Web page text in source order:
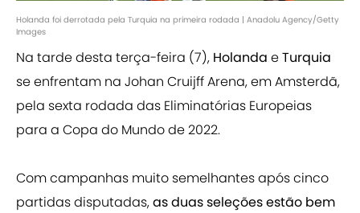
Holanda foi derrotada pela Turquia na primeira rodada | Anadolu Agency/Getty
Images
Na tarde desta terça-feira (7), Holanda eTurquia
se enfrentam na Johan Cruijff Arena, em Amsterdã,
pela sexta rodada das Eliminatórias Europeias
para a Copa do Mundo de 2022.
Com campanhas muito semelhantes após cinco
partidas disputadas,as duas seleções estão bem